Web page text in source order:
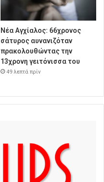
Νέα Αγχίαλος: 66χρονος
σάτυρος αυνανιζόταν
πρακολουθώντας την
13χρονη γειτόνισσα του
49 λεπτά πρίν